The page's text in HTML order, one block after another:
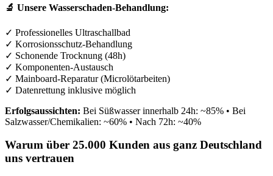
🔬 Unsere Wasserschaden-Behandlung:
✓ Professionelles Ultraschallbad
✓ Korrosionsschutz-Behandlung
✓ Schonende Trocknung (48h)
✓ Komponenten-Austausch
✓ Mainboard-Reparatur (Microlötarbeiten)
✓ Datenrettung inklusive möglich
Erfolgsaussichten: Bei Süßwasser innerhalb 24h: ~85% • Bei
Salzwasser/Chemikalien: ~60% • Nach 72h: ~40%
Warum über 25.000 Kunden aus ganz Deutschland
uns vertrauen